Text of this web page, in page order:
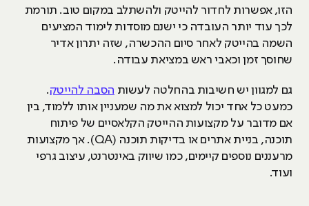
הזו, אפשרות לחדור להייטק ולהשתלב במקום טוב. תורמת
לכך עוד יותר העובדה כי ישנם מוסדות לימוד המציעים
השמה בהייטק לאחר סיום ההכשרה, שזה יתרון אדיר
שחוסך זמן וכאבי ראש במציאת עבודה.
גם למגוון יש חשיבות בהחלטה לעשות הסבה להייטק.
כמעט כל אחד יכול למצוא את מה שמעניין אותו ללמוד, בין
אם מדובר על מקצועות ההייטק הקלאסיים של פיתוח
תוכנה, בניית אתרים או בדיקות תוכנה (QA). אך מקצועות
מרעננים נוספים קיימים, כמו שיווק באינטרנט, עיצוב גרפי
ועוד.